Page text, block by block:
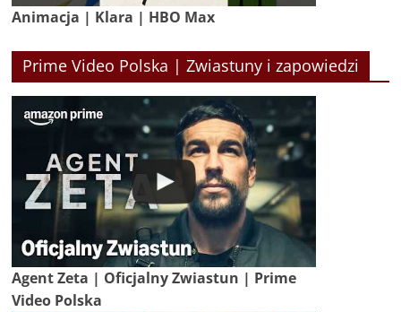
Animacja | Klara | HBO Max
Prime Video Polska | Zwiastuny i zapowiedzi
Agent Zeta | Oficjalny Zwiastun | Prime
Video Polska